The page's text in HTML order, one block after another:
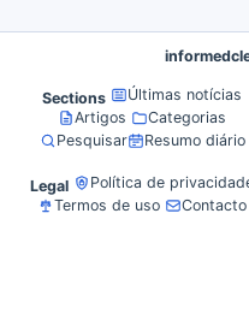
Sections
Últimas notícias
Artigos
Categorias
Pesquisar
Resumo diário
Legal
Política de
Termos de uso
Contacto